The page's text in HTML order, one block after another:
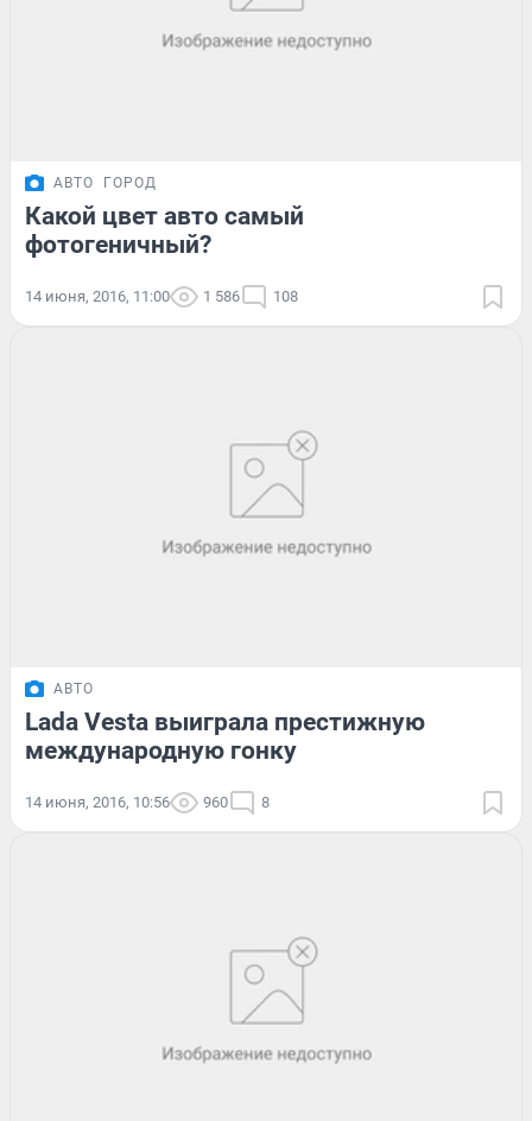
АВТО ГОРОД
Какой цвет авто самый
фотогеничный?
14 июня, 2016, 11:00 1 586 108
АВТО
Lada Vesta выиграла престижную
международную гонку
14 июня, 2016, 10:56 960 8